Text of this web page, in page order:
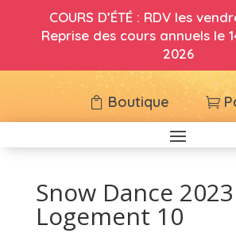
COURS D’ÉTÉ : RDV les
Reprise des cours annuels le
2026
Boutique
Snow Dance
Logement 10